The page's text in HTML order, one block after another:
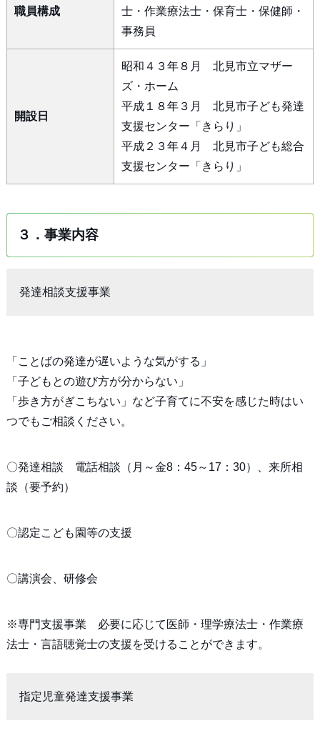
職員構成
士・作業療法士・保育士・保健師・
事務員
開設日
昭和４３年８月 北見市立マザー
ズ・ホーム
平成１８年３月 北見市子ども発達
支援センター「きらり」
平成２３年４月 北見市子ども総合
支援センター「きらり」
３．事業内容
発達相談支援事業
「ことばの発達が遅いような気がする」
「子どもとの遊び方が分からない」
「歩き方がぎこちない」など子育てに不安を感じた時はい
つでもご相談ください。
〇発達相談 電話相談（月～金8：45～17：30）、来所相
談（要予約）
〇認定こども園等の支援
〇講演会、研修会
※専門支援事業 必要に応じて医師・理学療法士・作業療
法士・言語聴覚士の支援を受けることができます。
指定児童発達支援事業